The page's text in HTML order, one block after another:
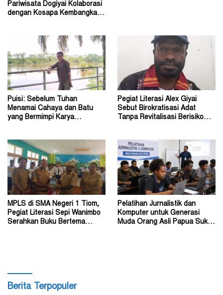
Pariwisata Dogiyai Kolaborasi
dengan Kosapa Kembangkan
Puisi: Sebelum Tuhan
Menamai Cahaya dan Batu
yang Bermimpi Karya
Pegiat Literasi Alex Giyai
Sebut Birokratisasi Adat
Tanpa Revitalisasi Berisiko
MPLS di SMA Negeri 1 Tiom,
Pegiat Literasi Sepi Wanimbo
Serahkan Buku Bertema
Pelatihan Jurnalistik dan
Komputer untuk Generasi
Muda Orang Asli Papua Suku
Berita Terpopuler